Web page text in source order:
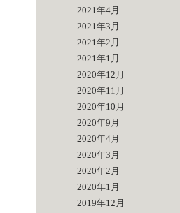
2021年4月
2021年3月
2021年2月
2021年1月
2020年12月
2020年11月
2020年10月
2020年9月
2020年4月
2020年3月
2020年2月
2020年1月
2019年12月